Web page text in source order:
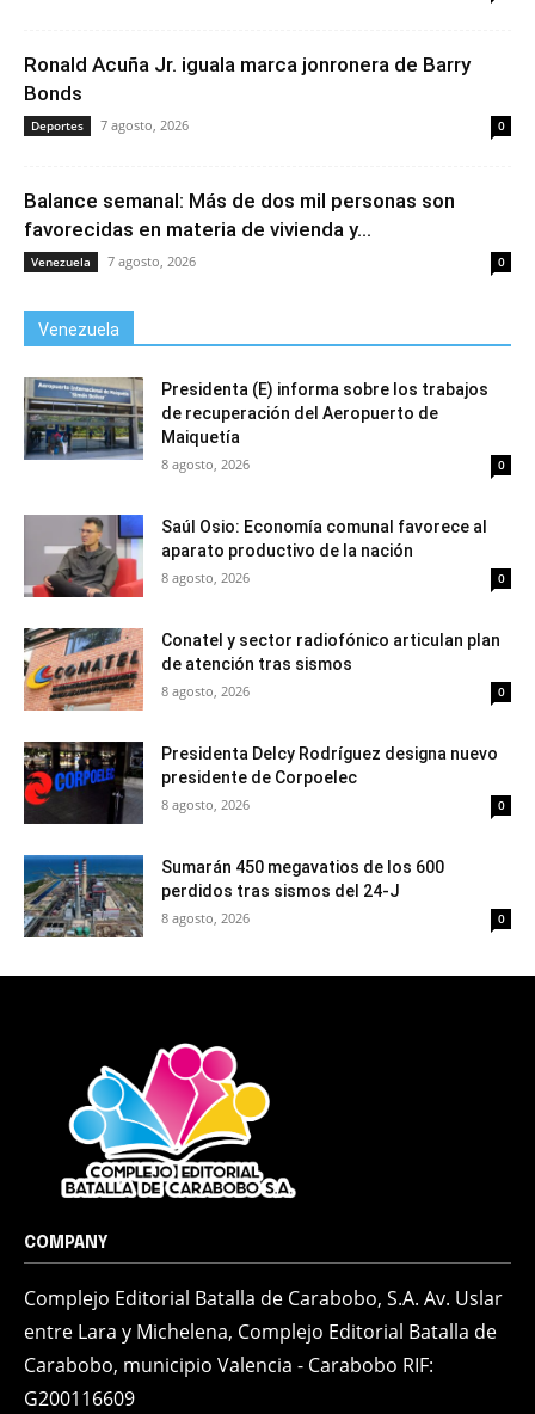
Ronald Acuña Jr. iguala marca jonronera de Barry
Bonds
Deportes 7 agosto, 2026 0
Balance semanal: Más de dos mil personas son
favorecidas en materia de vivienda y...
Venezuela 7 agosto, 2026 0
Venezuela
Presidenta (E) informa sobre los trabajos
de recuperación del Aeropuerto de
Maiquetía
8 agosto, 2026 0
Saúl Osio: Economía comunal favorece al
aparato productivo de la nación
8 agosto, 2026 0
Conatel y sector radiofónico articulan plan
de atención tras sismos
8 agosto, 2026 0
Presidenta Delcy Rodríguez designa nuevo
presidente de Corpoelec
8 agosto, 2026 0
Sumarán 450 megavatios de los 600
perdidos tras sismos del 24-J
8 agosto, 2026 0
COMPANY
Complejo Editorial Batalla de Carabobo, S.A. Av. Uslar
entre Lara y Michelena, Complejo Editorial Batalla de
Carabobo, municipio Valencia - Carabobo RIF:
G200116609